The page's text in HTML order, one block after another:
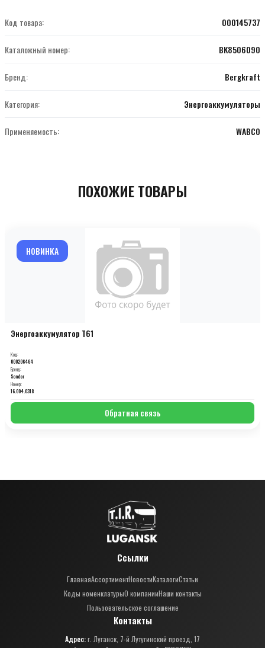
Код товара: 000145737
Каталожный номер: BK8506090
Бренд: Bergkraft
Категория: Энергоаккумуляторы
Применяемость: WABCO
ПОХОЖИЕ ТОВАРЫ
НОВИНКА
Энергоаккумулятор T61
Код:
000206464
Бренд:
Sonder
Номер:
16.004.0318
Обратная связь
Ссылки
ГлавнаяАссортиментНовостиКаталогиСтатьи
Коды номенклатурыО компанииНаши контакты
Пользовательское соглашение
Контакты
Адрес:г. Луганск, 7-й Лутугинский проезд, 17